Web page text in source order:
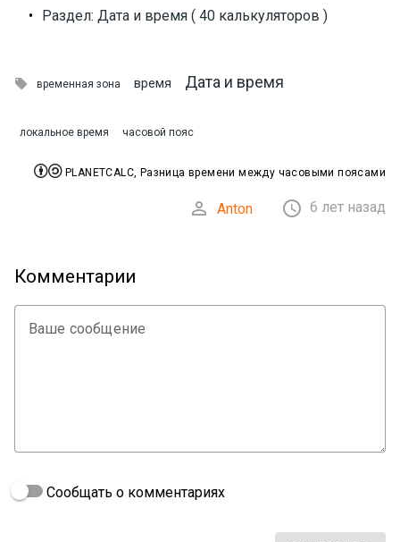
• Раздел: Дата и время ( 40 калькуляторов )
 временная зона время Дата и время
локальное время часовой пояс
PLANETCALC, Разница времени между часовыми поясами
 Anton  6 лет назад
Комментарии
Ваше сообщение
Сообщать о комментариях